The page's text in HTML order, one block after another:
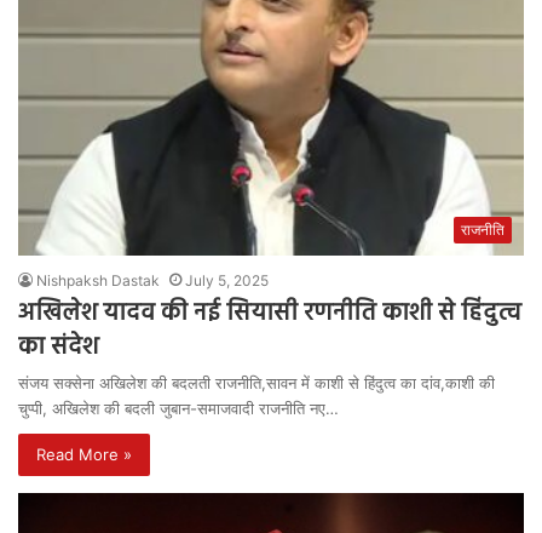
राजनीति
Nishpaksh Dastak July 5, 2025
अखिलेश यादव की नई सियासी रणनीति काशी से हिंदुत्व
का संदेश
संजय सक्सेना अखिलेश की बदलती राजनीति,सावन में काशी से हिंदुत्व का दांव,काशी की
चुप्पी, अखिलेश की बदली जुबान-समाजवादी राजनीति नए…
Read More »